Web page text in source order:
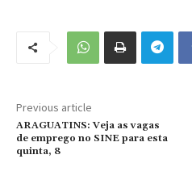
Previous article
ARAGUATINS: Veja as vagas
de emprego no SINE para esta
quinta, 8